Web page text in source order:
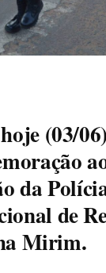
(03/
da
de
Mirim.